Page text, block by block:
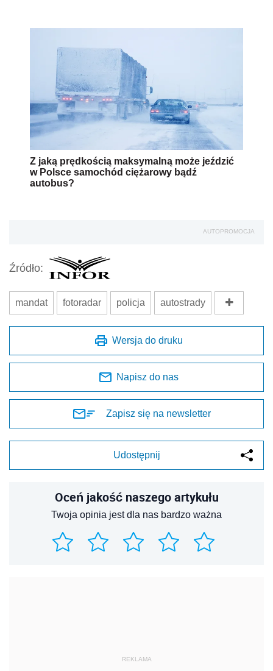
Z jaką prędkością maksymalną może jeździć
w Polsce samochód ciężarowy bądź
autobus?
AUTOPROMOCJA
Źródło:
mandat fotoradar policja autostrady
Wersja do druku
Napisz do nas
Zapisz się na newsletter
Udostępnij
Oceń jakość naszego artykułu
Twoja opinia jest dla nas bardzo ważna
REKLAMA